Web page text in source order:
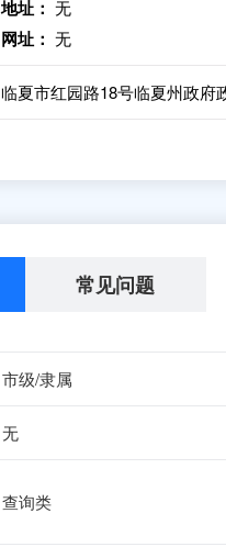
地址： 无
网址： 无
临夏市红园路18号临夏州政府
常见问题
市级/隶属
无
查询类